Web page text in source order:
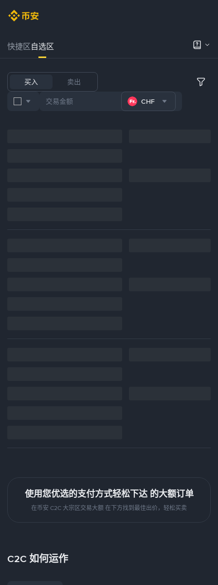
快捷区自选区
买入 卖出
CHF
使用您优选的支付方式轻松下达 的大额订单
在币安 C2C 大宗区交易大额 在下方找到最佳出价，轻松买卖
C2C 如何运作